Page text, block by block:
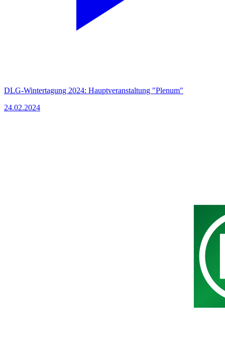
DLG-Wintertagung 2024: Hauptveranstaltung "Plenum"
24.02.2024